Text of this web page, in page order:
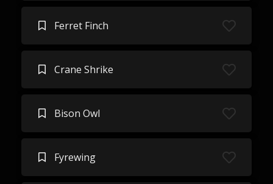
Ferret Finch
Crane Shrike
Bison Owl
Fyrewing